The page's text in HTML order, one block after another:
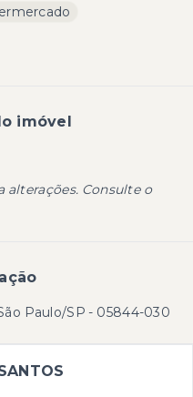
imóvel
alterações. Consulte o
Paulo/SP - 05844-030